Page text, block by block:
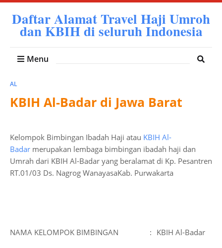
Daftar Alamat Travel Haji Umroh
dan KBIH di seluruh Indonesia
Menu
AL
KBIH Al-Badar di Jawa Barat
Kelompok Bimbingan Ibadah Haji atau KBIH Al-
Badar merupakan lembaga bimbingan ibadah haji dan
Umrah dari KBIH Al-Badar yang beralamat di Kp. Pesantren
RT.01/03 Ds. Nagrog WanayasaKab. Purwakarta
NAMA KELOMPOK BIMBINGAN : KBIH Al-Badar